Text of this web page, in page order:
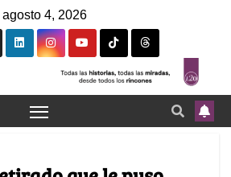
agosto 4, 2026